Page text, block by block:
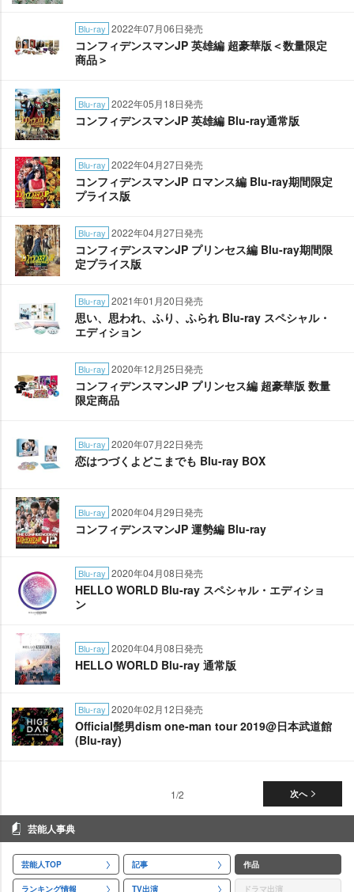
Blu-ray 2022年07月06日発売
コンフィデンスマンJP 英雄編 超豪華版＜数量限定
商品＞
Blu-ray 2022年05月18日発売
コンフィデンスマンJP 英雄編 Blu-ray通常版
Blu-ray 2022年04月27日発売
コンフィデンスマンJP ロマンス編 Blu-ray期間限定
プライス版
Blu-ray 2022年04月27日発売
コンフィデンスマンJP プリンセス編 Blu-ray期間限
定プライス版
Blu-ray 2021年01月20日発売
思い、思われ、ふり、ふられ Blu-ray スペシャル・
エディション
Blu-ray 2020年12月25日発売
コンフィデンスマンJP プリンセス編 超豪華版 数量
限定商品
Blu-ray 2020年07月22日発売
恋はつづくよどこまでも Blu-ray BOX
Blu-ray 2020年04月29日発売
コンフィデンスマンJP 運勢編 Blu-ray
Blu-ray 2020年04月08日発売
HELLO WORLD Blu-ray スペシャル・エディショ
ン
Blu-ray 2020年04月08日発売
HELLO WORLD Blu-ray 通常版
Blu-ray 2020年02月12日発売
Official髭男dism one-man tour 2019@日本武道館
(Blu-ray)
次へ
1/2
芸能人事典
芸能人TOP 記事 作品
ランキング情報 TV出演 ドラマ出演